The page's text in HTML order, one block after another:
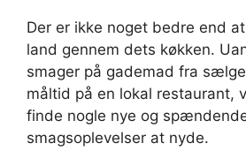
Der er ikke noget bedre end
land gennem dets køkken.
smager på gademad fra
måltid på en lokal restaurant,
finde nogle nye og
smagsoplevelser at nyde.